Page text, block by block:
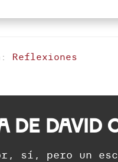
Reflexiones
de David
sí, pero un